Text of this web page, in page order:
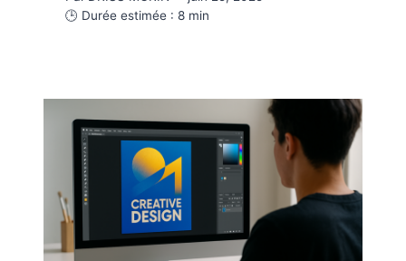
🕒 Durée estimée : 8 min